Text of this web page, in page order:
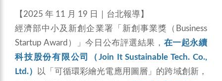
【2025 年 11 月 19 日｜台北報導】
經濟部中小及新創企業署「新創事業獎（Business
Startup Award）」今日公布評選結果， 在一起永續
科技股份有限公司（Join It Sustainable Tech. Co.,
Ltd.）
以「可循環彩繪光電應用圖層」的跨域創新，